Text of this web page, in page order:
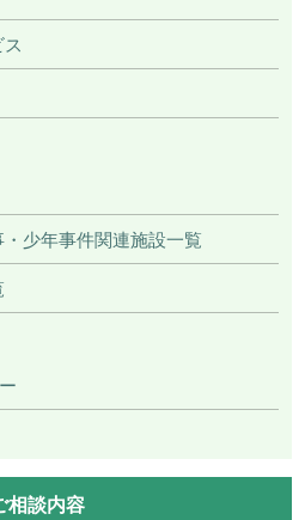
少年事件関連施設一覧
相談内容